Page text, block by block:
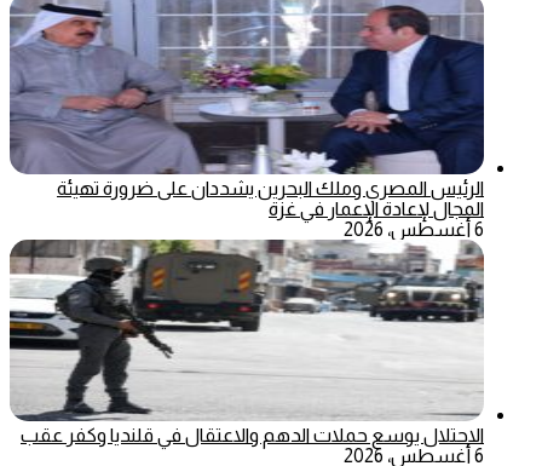
الرئيس المصري وملك البحرين يشددان على ضرورة تهيئة
المجال لإعادة الإعمار في غزة
6 أغسطس، 2026
الاحتلال يوسع حملات الدهم والاعتقال في قلنديا وكفر عقب
6 أغسطس، 2026